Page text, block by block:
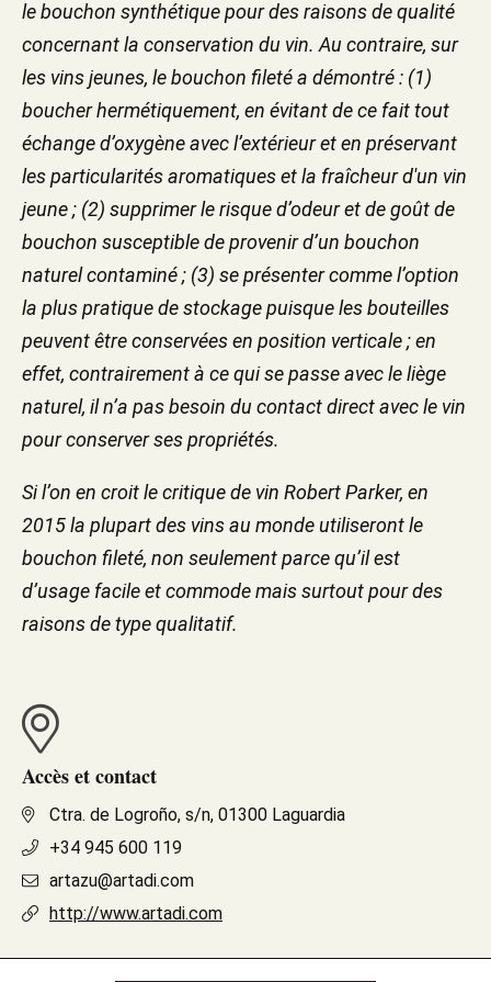
le bouchon synthétique pour des raisons de qualité
concernant la conservation du vin. Au contraire, sur
les vins jeunes, le bouchon fileté a démontré : (1)
boucher hermétiquement, en évitant de ce fait tout
échange d’oxygène avec l’extérieur et en préservant
les particularités aromatiques et la fraîcheur d'un vin
jeune ; (2) supprimer le risque d’odeur et de goût de
bouchon susceptible de provenir d’un bouchon
naturel contaminé ; (3) se présenter comme l’option
la plus pratique de stockage puisque les bouteilles
peuvent être conservées en position verticale ; en
effet, contrairement à ce qui se passe avec le liège
naturel, il n’a pas besoin du contact direct avec le vin
pour conserver ses propriétés.
Si l’on en croit le critique de vin Robert Parker, en
2015 la plupart des vins au monde utiliseront le
bouchon fileté, non seulement parce qu’il est
d’usage facile et commode mais surtout pour des
raisons de type qualitatif.
Accès et contact
Ctra. de Logroño, s/n, 01300 Laguardia
+34 945 600 119
artazu@artadi.com
http://www.artadi.com